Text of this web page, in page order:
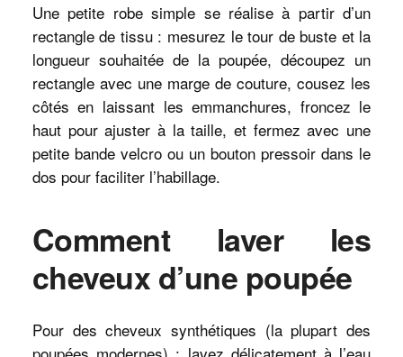
Une petite robe simple se réalise à partir d’un
rectangle de tissu : mesurez le tour de buste et la
longueur souhaitée de la poupée, découpez un
rectangle avec une marge de couture, cousez les
côtés en laissant les emmanchures, froncez le
haut pour ajuster à la taille, et fermez avec une
petite bande velcro ou un bouton pressoir dans le
dos pour faciliter l’habillage.
Comment laver les
cheveux d’une poupée
Pour des cheveux synthétiques (la plupart des